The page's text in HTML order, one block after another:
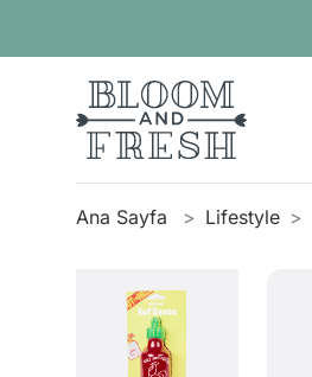
Ana Sayfa Lifestyle